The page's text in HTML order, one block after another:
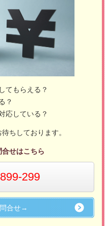
てもらえる？
？
応している？
ちしております。
せはこちら
299
合せ→